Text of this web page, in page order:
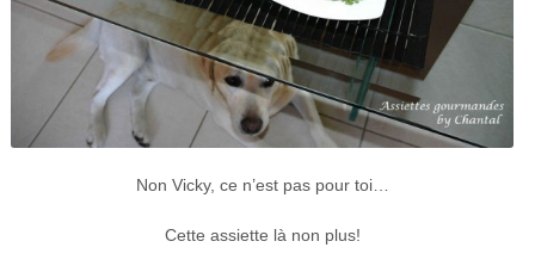
Non Vicky, ce n’est pas pour toi…
Cette assiette là non plus!